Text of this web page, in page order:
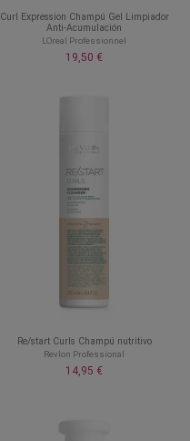
Curl Expression Champú Gel Limpiador
Anti-Acumulación
LOreal Professionnel
19,50 €
Re/start Curls Champú nutritivo
Revlon Professional
14,95 €